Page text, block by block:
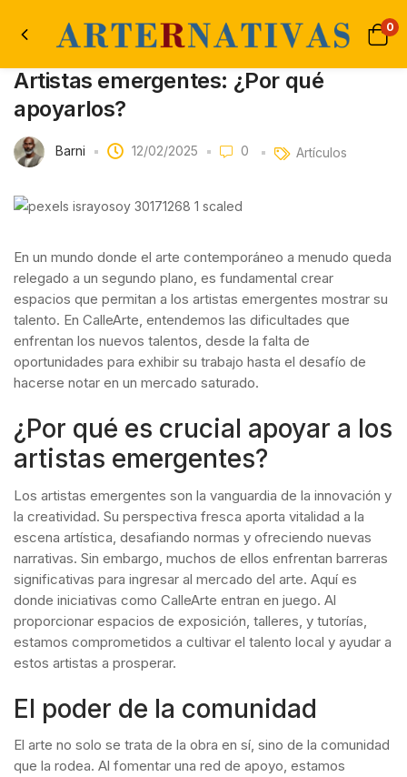
0
Artistas emergentes: ¿Por qué
apoyarlos?
Barni 12/02/2025 0 Artículos
En un mundo donde el arte contemporáneo a menudo queda
relegado a un segundo plano, es fundamental crear
espacios que permitan a los artistas emergentes mostrar su
talento. En CalleArte, entendemos las dificultades que
enfrentan los nuevos talentos, desde la falta de
oportunidades para exhibir su trabajo hasta el desafío de
hacerse notar en un mercado saturado.
¿Por qué es crucial apoyar a los
artistas emergentes?
Los artistas emergentes son la vanguardia de la innovación y
la creatividad. Su perspectiva fresca aporta vitalidad a la
escena artística, desafiando normas y ofreciendo nuevas
narrativas. Sin embargo, muchos de ellos enfrentan barreras
significativas para ingresar al mercado del arte. Aquí es
donde iniciativas como CalleArte entran en juego. Al
proporcionar espacios de exposición, talleres, y tutorías,
estamos comprometidos a cultivar el talento local y ayudar a
estos artistas a prosperar.
El poder de la comunidad
El arte no solo se trata de la obra en sí, sino de la comunidad
que la rodea. Al fomentar una red de apoyo, estamos